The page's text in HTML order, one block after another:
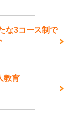
な3コース制で
教育